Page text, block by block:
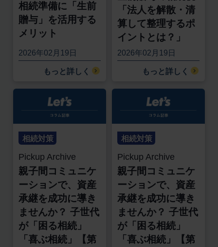
相続準備に「生前
贈与」を活用する
メリット
2026年02月19日
もっと詳しく
「法人を解散・清
算して整理するポ
イントとは？」
2026年02月19日
もっと詳しく
相続対策
Pickup Archive
親子間コミュニケ
ーションで、資産
承継を成功に導き
ませんか？ 子世代
が「困る相続」
「喜ぶ相続」【第
相続対策
Pickup Archive
親子間コミュニケ
ーションで、資産
承継を成功に導き
ませんか？ 子世代
が「困る相続」
「喜ぶ相続」【第